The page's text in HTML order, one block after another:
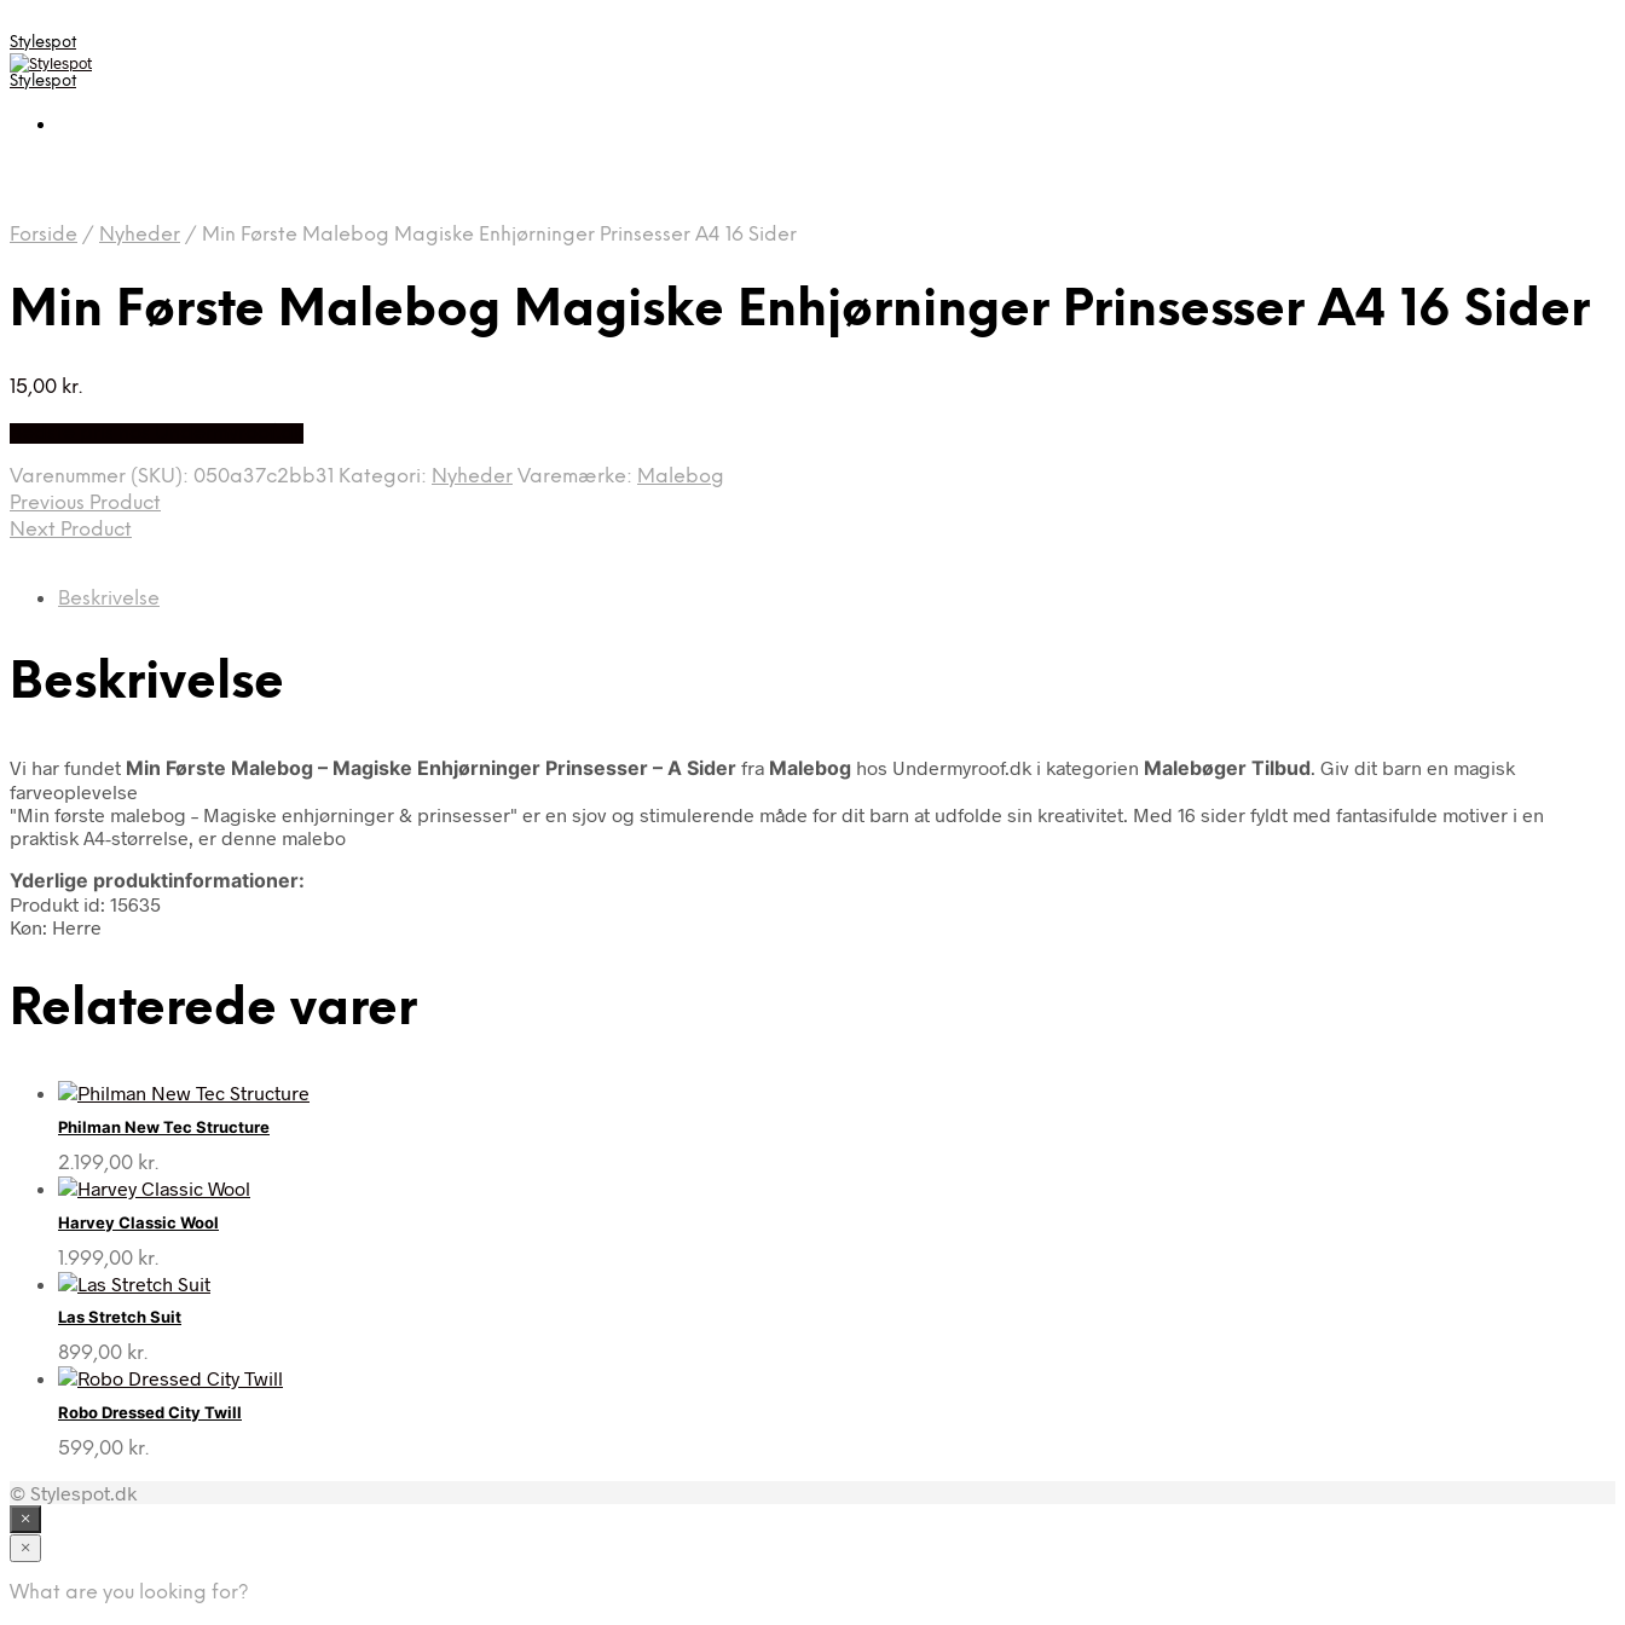
Stylespot
Stylespot
Forside / Nyheder / Min Første Malebog Magiske Enhjørninger Prinsesser A4 16 Sider
Min Første Malebog Magiske Enhjørninger Prinsesser A4 16 Sider
15,00 kr.
Varenummer (SKU): 050a37c2bb31 Kategori: Nyheder Varemærke: Malebog
Previous Product
Next Product
Beskrivelse
Beskrivelse
Vi har fundet Min Første Malebog – Magiske Enhjørninger Prinsesser – A Sider fra Malebog hos Undermyroof.dk i kategorien Malebøger Tilbud . Giv dit barn en magisk
farveoplevelse
"Min første malebog – Magiske enhjørninger & prinsesser" er en sjov og stimulerende måde for dit barn at udfolde sin kreativitet. Med 16 sider fyldt med fantasifulde motiver i en
praktisk A4-størrelse, er denne malebo
Yderlige produktinformationer:
Produkt id: 15635
Køn: Herre
Relaterede varer
Philman New Tec Structure
2.199,00 kr.
Harvey Classic Wool
1.999,00 kr.
Las Stretch Suit
899,00 kr.
Robo Dressed City Twill
599,00 kr.
© Stylespot.dk
×
×
What are you looking for?